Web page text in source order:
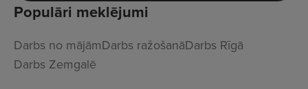
Populāri meklējumi
Darbs no mājāmDarbs ražošanāDarbs Rīgā
Darbs Zemgalē